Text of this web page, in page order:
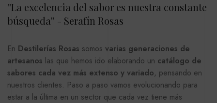
''La excelencia del sabor es nuestra constante
búsqueda'' - Serafín Rosas
En Destilerías Rosas somos varias generaciones de
artesanos las que hemos ido elaborando un catálogo de
sabores cada vez más extenso y variado, pensando en
nuestros clientes. Paso a paso vamos evolucionando para
estar a la última en un sector que cada vez tiene más